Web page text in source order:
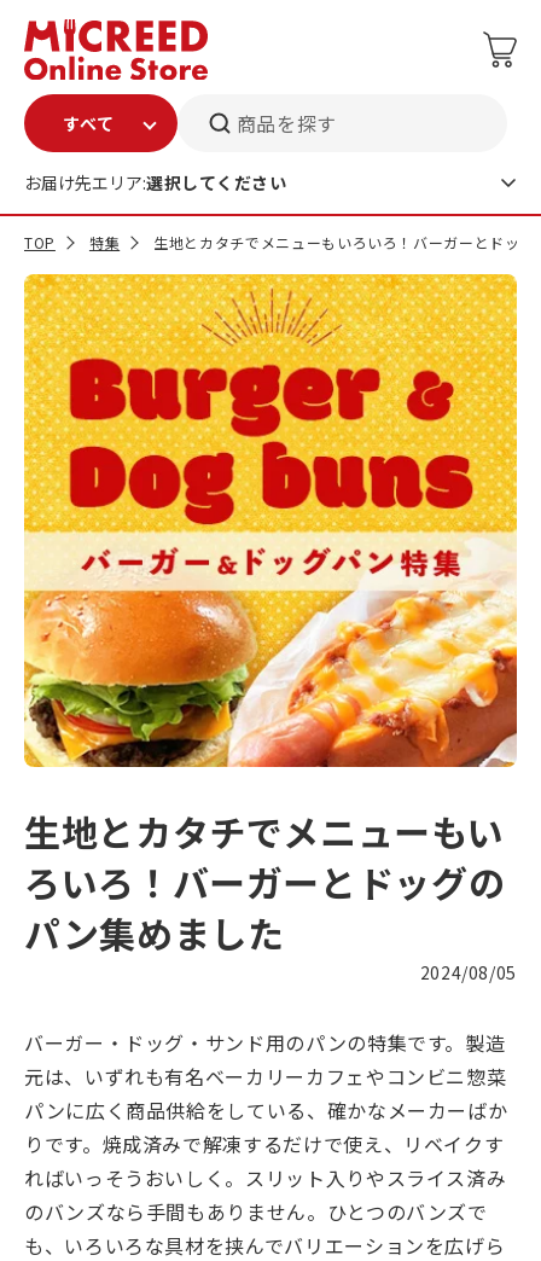
商品を探す
お届け先エリア:選択してください
TOP 特集 生地とカタチでメニューもいろいろ！バーガーとドッ
2024/08/05
生地とカタチでメニューもい
ろいろ！バーガーとドッグの
パン集めました
バーガー・ドッグ・サンド用のパンの特集です。製造
元は、いずれも有名ベーカリーカフェやコンビニ惣菜
パンに広く商品供給をしている、確かなメーカーばか
りです。焼成済みで解凍するだけで使え、リベイクす
ればいっそうおいしく。スリット入りやスライス済み
のバンズなら手間もありません。ひとつのバンズで
も、いろいろな具材を挟んでバリエーションを広げら